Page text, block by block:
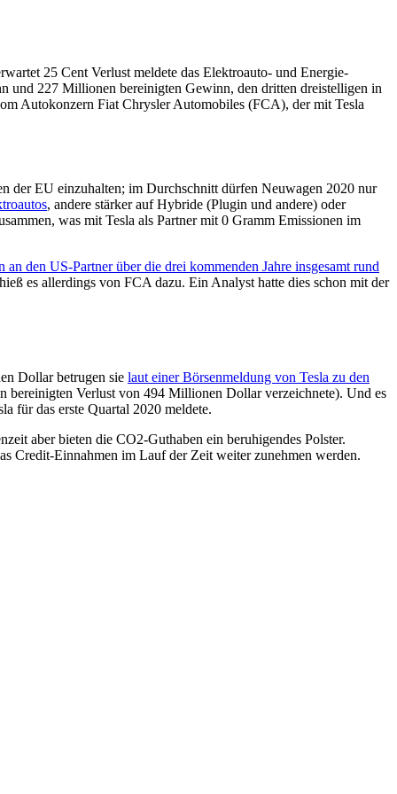
25 Cent Verlust meldete das Elektroauto- und Energie-
227 Millionen bereinigten Gewinn, den dritten dreistelligen in
Autokonzern Fiat Chrysler Automobiles (FCA), der mit Tesla
der EU einzuhalten; im Durchschnitt dürfen Neuwagen 2020 nur
, andere stärker auf Hybride (Plugin und andere) oder
was mit Tesla als Partner mit 0 Gramm Emissionen im
den US-Partner über die drei kommenden Jahre insgesamt rund
es allerdings von FCA dazu. Ein Analyst hatte dies schon mit der
Dollar betrugen sie laut einer Börsenmeldung von Tesla zu den
bereinigten Verlust von 494 Millionen Dollar verzeichnete). Und es
für das erste Quartal 2020 meldete.
aber bieten die CO2-Guthaben ein beruhigendes Polster.
Credit-Einnahmen im Lauf der Zeit weiter zunehmen werden.